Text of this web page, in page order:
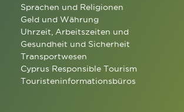
Sprachen und Religionen
Geld und Währung
Uhrzeit, Arbeitszeiten und
Gesundheit und Sicherheit
Transportwesen
Cyprus Responsible Tourism
Touristeninformationsbüros